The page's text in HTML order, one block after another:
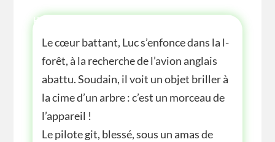
HISTOIRE
Le cœur battant, Luc s’enfonce dans la l-
forêt, à la recherche de l’avion anglais
abattu. Soudain, il voit un objet briller à
la cime d’un arbre : c’est un morceau de
l’appareil !
Le pilote git, blessé, sous un amas de